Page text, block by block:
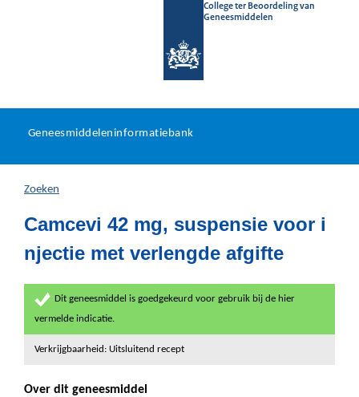
College ter Beoordeling van
Geneesmiddelen
U
hier:
Geneesmiddeleninformatiebank
Zoeken
Camcevi 42 mg, suspensie voor i
njectie met verlengde afgifte
Dit geneesmiddel is goedgekeurd voor gebruik bij de hier
vermelde indicatie.
Verkrijgbaarheid: Uitsluitend recept
Over dit geneesmiddel